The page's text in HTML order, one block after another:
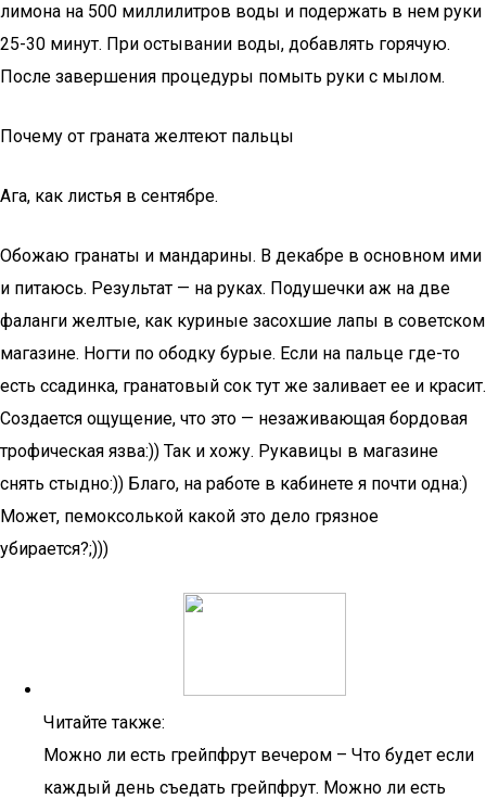
лимона на 500 миллилитров воды и подержать в нем руки
25-30 минут. При остывании воды, добавлять горячую.
После завершения процедуры помыть руки с мылом.
Почему от граната желтеют пальцы
Ага, как листья в сентябре.
Обожаю гранаты и мандарины. В декабре в основном ими
и питаюсь. Результат — на руках. Подушечки аж на две
фаланги желтые, как куриные засохшие лапы в советском
магазине. Ногти по ободку бурые. Если на пальце где-то
есть ссадинка, гранатовый сок тут же заливает ее и красит.
Создается ощущение, что это — незаживающая бордовая
трофическая язва:)) Так и хожу. Рукавицы в магазине
снять стыдно:)) Благо, на работе в кабинете я почти одна:)
Может, пемоксолькой какой это дело грязное
убирается?;)))
Читайте также:
Можно ли есть грейпфрут вечером – Что будет если
каждый день съедать грейпфрут. Можно ли есть